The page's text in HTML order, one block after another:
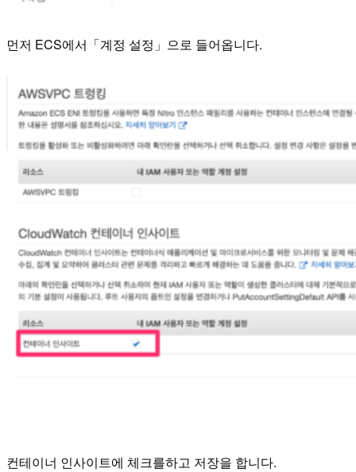
먼저 ECS에서「계정 설정」으로 들어옵니다.
컨테이너 인사이트에 체크를하고 저장을 합니다.